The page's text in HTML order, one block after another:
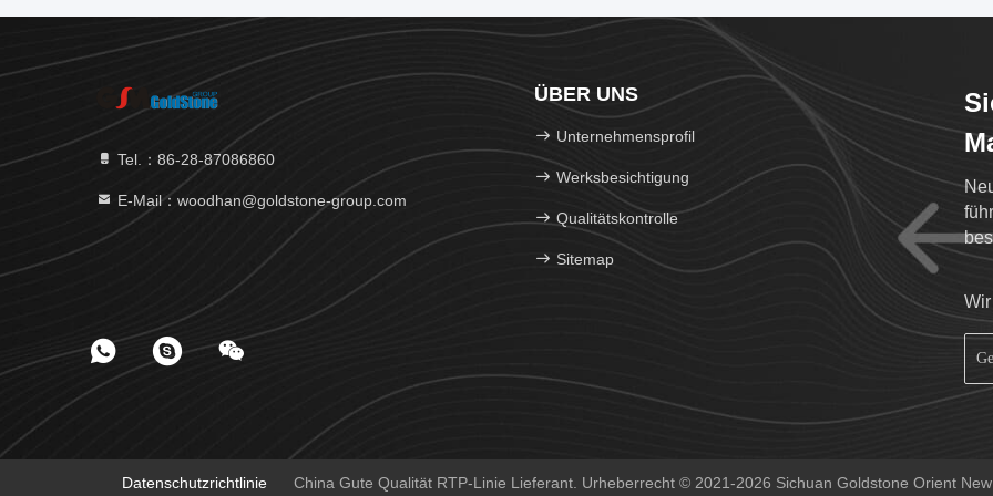
Tel.：86-28-87086860
E-Mail：woodhan@goldstone-group.com
ÜBER UNS
Unternehmensprofil
Werksbesichtigung
Qualitätskontrolle
Sitemap
Datenschutzrichtlinie China Gute Qualität RTP-Linie Lieferant. Urheberrecht © 2021-2026 Sichuan Goldstone Orient